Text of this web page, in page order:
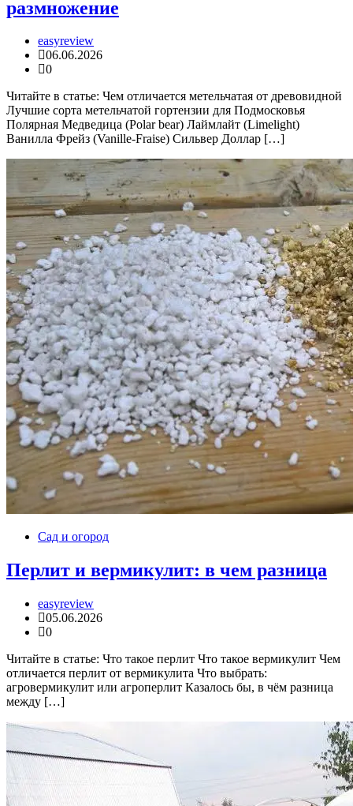
размножение
easyreview
06.06.2026
0
Читайте в статье: Чем отличается метельчатая от древовидной
Лучшие сорта метельчатой гортензии для Подмосковья
Полярная Медведица (Polar bear) Лаймлайт (Limelight)
Ванилла Фрейз (Vanille-Fraise) Сильвер Доллар […]
Сад и огород
Перлит и вермикулит: в чем разница
easyreview
05.06.2026
0
Читайте в статье: Что такое перлит Что такое вермикулит Чем
отличается перлит от вермикулита Что выбрать:
агровермикулит или агроперлит Казалось бы, в чём разница
между […]